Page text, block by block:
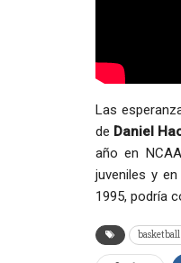
Las
de Daniel
año en
juveniles y en
1995, podría